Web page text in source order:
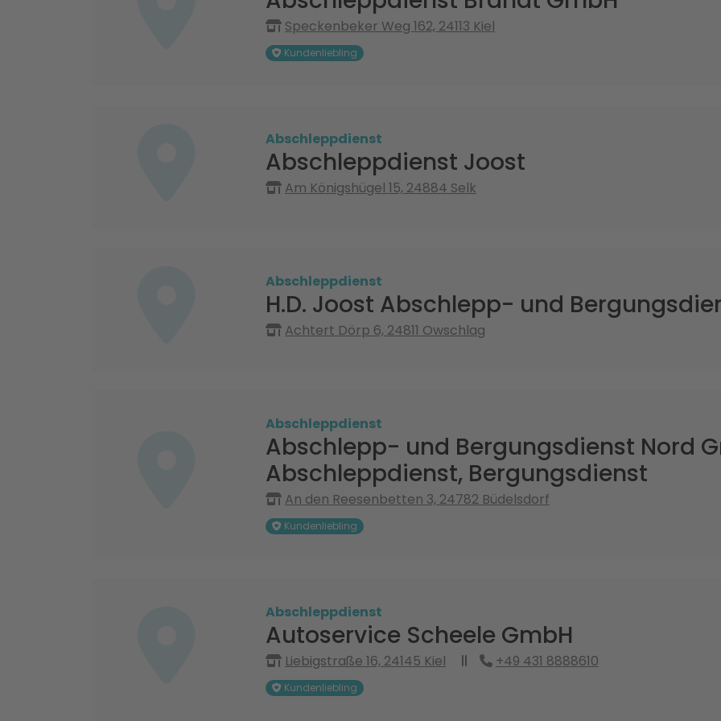
Speckenbeker Weg 162, 24113 Kiel
Kundenliebling
Abschleppdienst
Abschleppdienst Joost
Am Königshügel 15, 24884 Selk
Abschleppdienst
H.D. Joost Abschlepp- und
Achtert Dörp 6, 24811 Owschlag
Abschleppdienst
Abschlepp- und Bergungsdienst Nord
Abschleppdienst, Bergungsdienst
An den Reesenbetten 3, 24782 Büdelsdorf
Kundenliebling
Abschleppdienst
Autoservice Scheele GmbH
Liebigstraße 16, 24145 Kiel +49 431 8888610
Kundenliebling